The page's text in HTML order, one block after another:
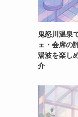
鬼怒川温泉
ェ・会席の
湯波を楽し
介